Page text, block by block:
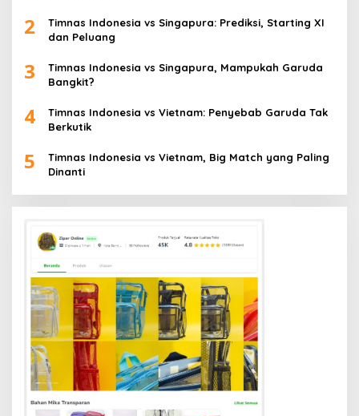
2
Timnas Indonesia vs Singapura: Prediksi, Starting XI
dan Peluang
3
Timnas Indonesia vs Singapura, Mampukah Garuda
Bangkit?
4
Timnas Indonesia vs Vietnam: Penyebab Garuda Tak
Berkutik
5
Timnas Indonesia vs Vietnam, Big Match yang Paling
Dinanti